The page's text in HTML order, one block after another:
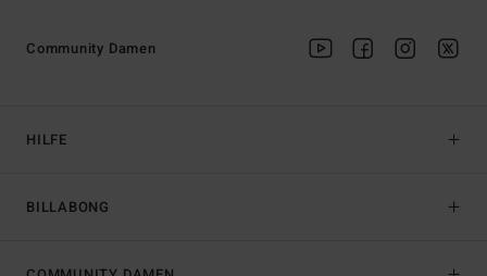
HILFE
BILLABONG
Community Damen